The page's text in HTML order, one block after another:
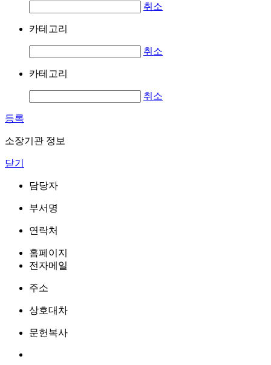
취소
카테고리
취소
카테고리
취소
등록
소장기관 정보
닫기
담당자
부서명
연락처
홈페이지
전자메일
주소
상호대차
문헌복사